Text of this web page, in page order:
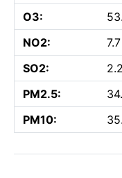
O3:
NO2:
SO2:
PM2.5:
PM10: